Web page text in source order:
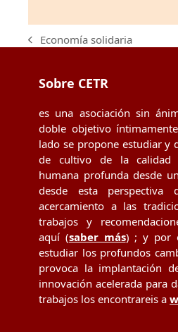
previous
Economía solidaria
Sobre CETR
es una asociación sin
doble objetivo
lado se propone estudiar y
de cultivo de la calidad
humana profunda desde
desde esta perspectiva
acercamiento a las
trabajos y
aquí (saber más) ; y por
estudiar los profundos
provoca la implantación
innovación acelerada para
trabajos los encontrareis a